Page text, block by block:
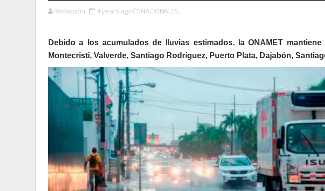
Redacción 4 years ago NACIONALES,
Debido a los acumulados de lluvias estimados, la ONAMET
Montecristi, Valverde, Santiago Rodríguez, Puerto Plata, Dajabón,